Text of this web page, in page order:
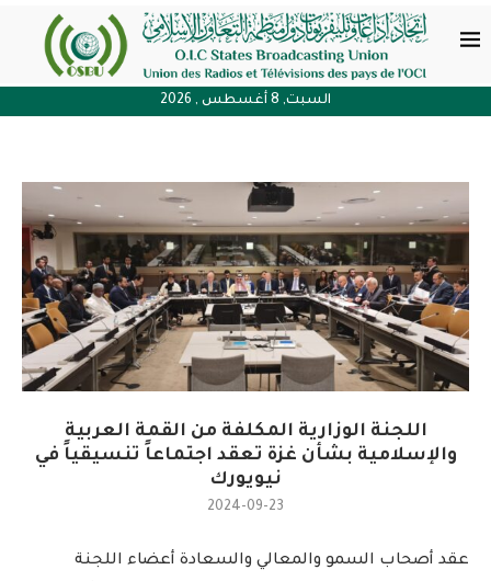
السبت, 8 أغسطس , 2026
اللجنة الوزارية المكلفة من القمة العربية
والإسلامية بشأن غزة تعقد اجتماعاً تنسيقياً في
نيويورك
2024-09-23
عقد أصحاب السمو والمعالي والسعادة أعضاء اللجنة